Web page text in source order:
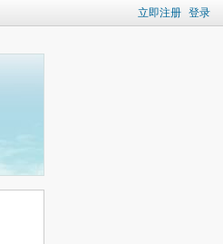
立即注册 登录